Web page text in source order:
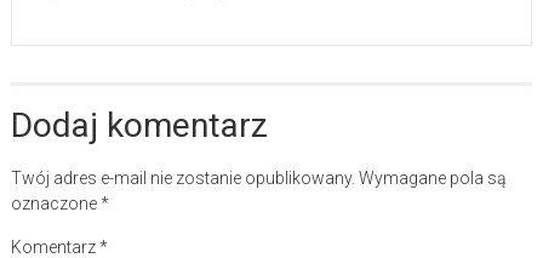
Dodaj komentarz
Twój adres e-mail nie zostanie opublikowany. Wymagane pola są
oznaczone*
Komentarz*